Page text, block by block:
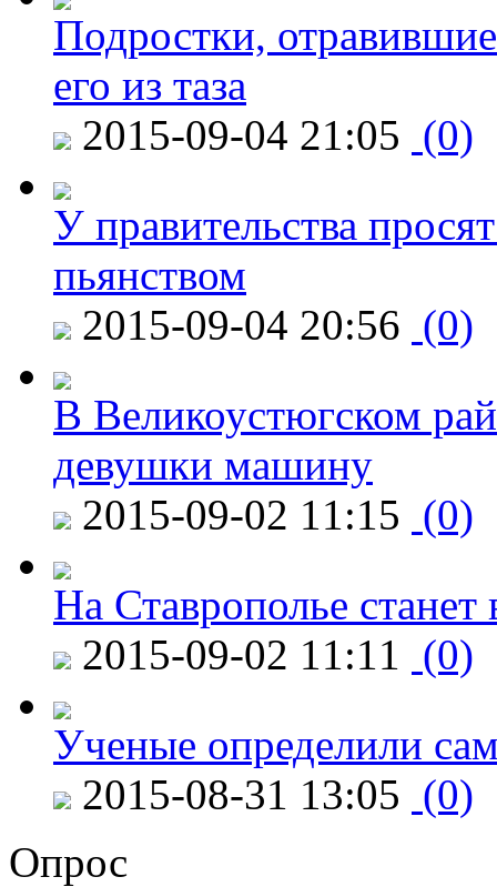
Подростки,
его из таза
2015-09-04 21:05 (0)
У правительства
пьянством
2015-09-04 20:56 (0)
В Великоустюгском
девушки машину
2015-09-02 11:15 (0)
На Ставрополье
2015-09-02 11:11 (0)
Ученые определили
2015-08-31 13:05 (0)
Опрос